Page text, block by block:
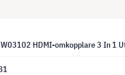
HDMI-omkopplare 3 In 1